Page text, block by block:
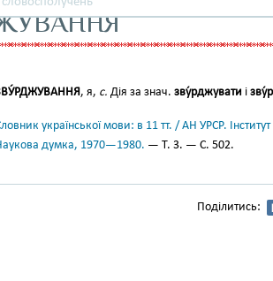
, я, с. Дія за знач. зву́рджувати і
української мови: в 11 тт. / АН УРСР.
думка, 1970—1980. — Т. 3. — С. 502.
Поділитись: